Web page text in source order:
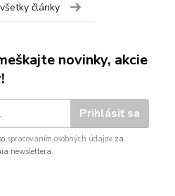
články
novinky, akcie
Prihlásiť sa
spracovaním osobných údajov za
newslettera.